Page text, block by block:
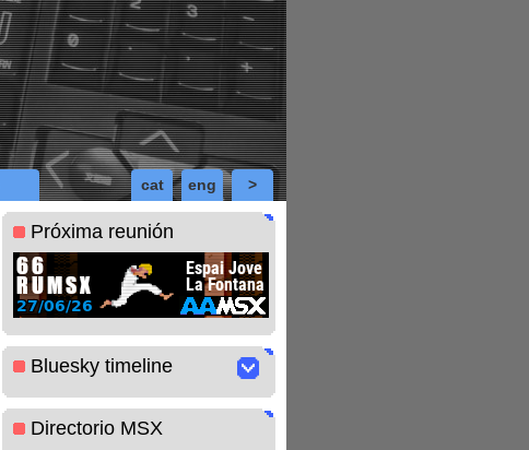
cat eng >
Próxima reunión
Bluesky timeline
Directorio MSX